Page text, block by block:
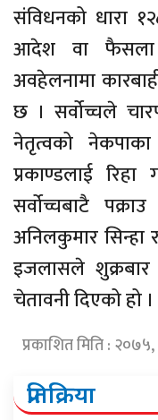
संविधनको धारा
आदेश वा फैसला
अवहेलनामा
छ । सर्वोच्चले
नेतृत्वको नेकपाका
प्रकाण्डलाई
सर्वोच्चबाटै
अनिलकुमार सिन्हा
इजलासले शुक्रबार
चेतावनी दिएको हो ।
प्रकाशित मिति :
प्रतिक्रिया